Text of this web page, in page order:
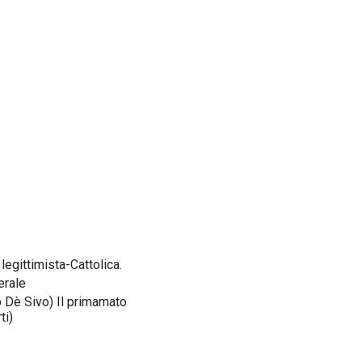
Cattolica.
Sivo) Il primamato